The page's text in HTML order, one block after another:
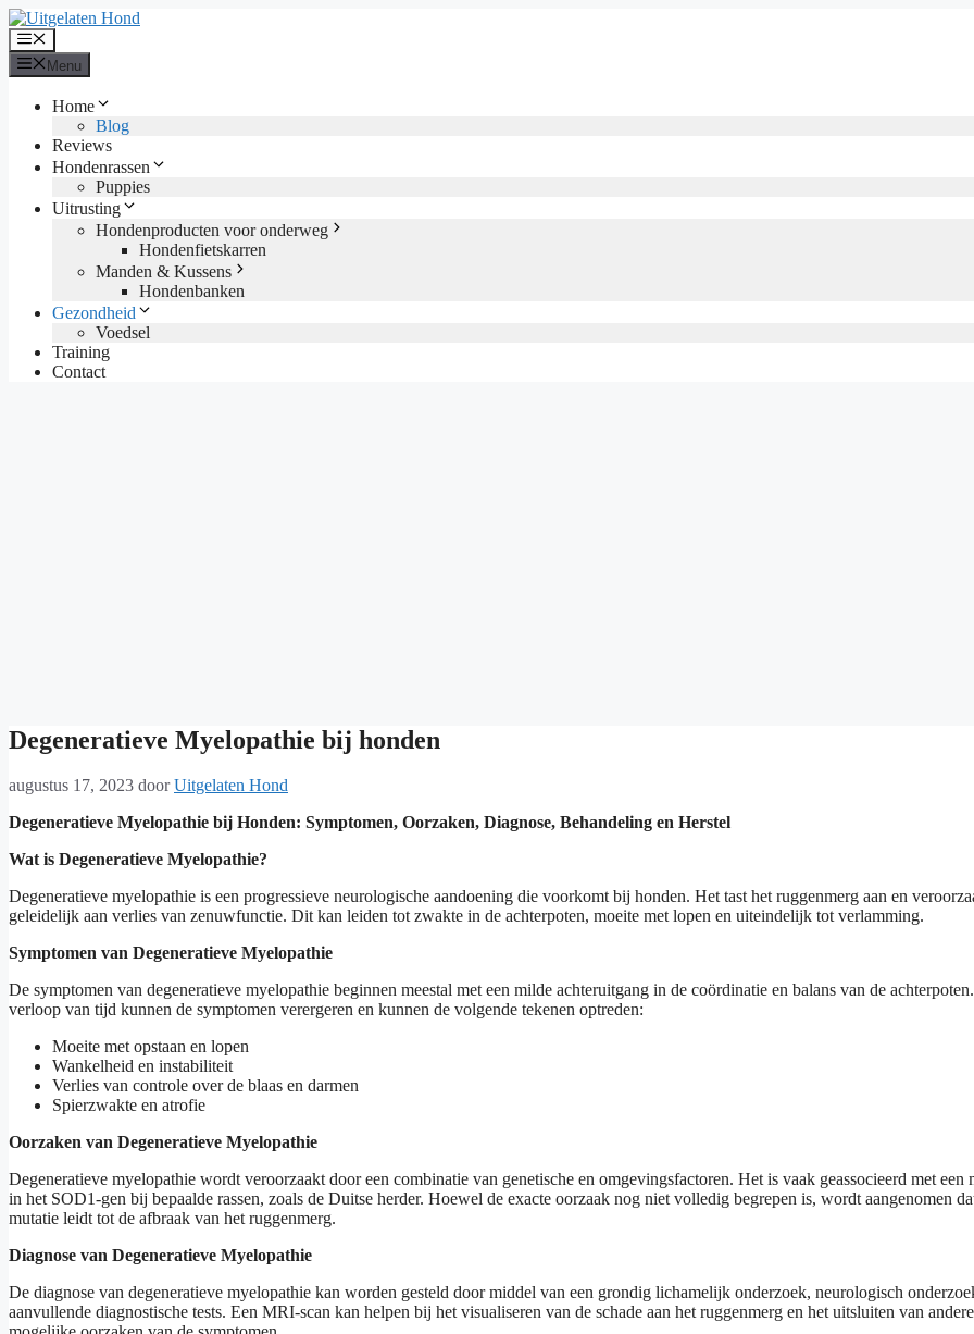
Ga
naar
de
inhoud
Menu
Menu
Home
Blog
Reviews
Hondenrassen
Puppies
Uitrusting
Hondenproducten voor onderweg
Hondenfietskarren
Manden & Kussens
Hondenbanken
Gezondheid
Voedsel
Training
Contact
Degeneratieve Myelopathie bij honden
augustus 17, 2023 doorUitgelaten Hond
Degeneratieve Myelopathie bij Honden: Symptomen, Oorzaken, Diagnose, Behandeling en Herstel
Wat is Degeneratieve Myelopathie?
Degeneratieve myelopathie is een progressieve neurologische aandoening die voorkomt bij honden. Het tast het ruggenmerg aan en
geleidelijk aan verlies van zenuwfunctie. Dit kan leiden tot zwakte in de achterpoten, moeite met lopen en uiteindelijk tot verlamming.
Symptomen van Degeneratieve Myelopathie
De symptomen van degeneratieve myelopathie beginnen meestal met een milde achteruitgang in de coördinatie en balans van de
verloop van tijd kunnen de symptomen verergeren en kunnen de volgende tekenen optreden:
Moeite met opstaan ​​en lopen
Wankelheid en instabiliteit
Verlies van controle over de blaas en darmen
Spierzwakte en atrofie
Oorzaken van Degeneratieve Myelopathie
Degeneratieve myelopathie wordt veroorzaakt door een combinatie van genetische en omgevingsfactoren. Het is vaak geassocieerd met een
in het SOD1-gen bij bepaalde rassen, zoals de Duitse herder. Hoewel de exacte oorzaak nog niet volledig begrepen is, wordt aangenomen
mutatie leidt tot de afbraak van het ruggenmerg.
Diagnose van Degeneratieve Myelopathie
De diagnose van degeneratieve myelopathie kan worden gesteld door middel van een grondig lichamelijk onderzoek, neurologisch
aanvullende diagnostische tests. Een MRI-scan kan helpen bij het visualiseren van de schade aan het ruggenmerg en het uitsluiten van andere